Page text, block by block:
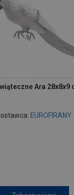
Ara 28x8x9
EUROFIRANY